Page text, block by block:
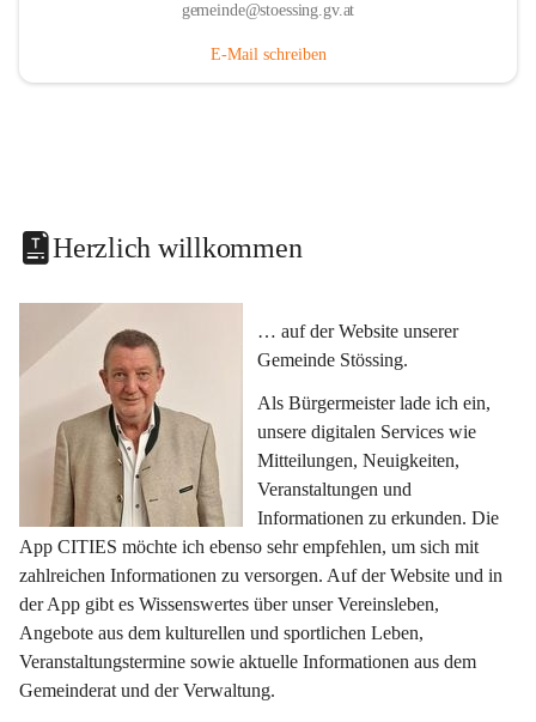
gemeinde@stoessing.gv.at
E-Mail schreiben
Herzlich willkommen
… auf der Website unserer
Gemeinde Stössing.
Als Bürgermeister lade ich ein,
unsere digitalen Services wie
Mitteilungen, Neuigkeiten,
Veranstaltungen und
Informationen zu erkunden. Die
App CITIES möchte ich ebenso sehr empfehlen, um sich mit
zahlreichen Informationen zu versorgen. Auf der Website und in
der App gibt es Wissenswertes über unser Vereinsleben,
Angebote aus dem kulturellen und sportlichen Leben,
Veranstaltungstermine sowie aktuelle Informationen aus dem
Gemeinderat und der Verwaltung.